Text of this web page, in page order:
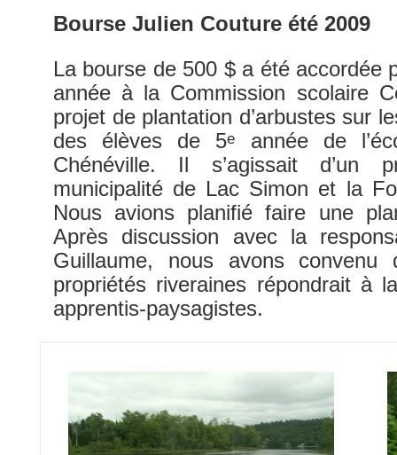
Bourse Julien Couture été 2009
La bourse de 500 $ a été accordée
année à la Commission scolaire
projet de plantation d’arbustes sur
des élèves de 5e
année de
Chénéville. Il s’agissait d’un
municipalité de Lac Simon et la
Nous avions planifié faire une
Après discussion avec la
Guillaume, nous avons
propriétés riveraines répondrait à
apprentis-paysagistes.